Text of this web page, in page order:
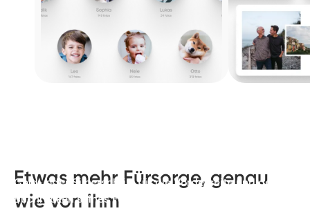
Etwas mehr Fürsorge, genau
wie von ihm
Gold- oder Silberschrift für die Vorderseite und den
Buchrücken seines Fotobuchs.